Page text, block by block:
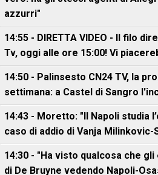
azzurri"
14:55 - DIRETTA VIDEO - Il filo
Tv, oggi alle ore 15:00! Vi
14:50 - Palinsesto CN24 TV, la
settimana: a Castel di Sangro
14:43 - Moretto: "Il Napoli studia
caso di addio di Vanja Milinkovic-
14:30 - "Ha visto qualcosa che
di De Bruyne vedendo Napoli-